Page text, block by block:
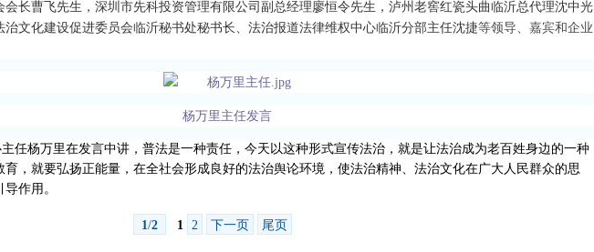
长曹飞先生，深圳市先科投资管理有限公司副总经理廖恒令先生，泸州老窖红瓷头曲临沂总代理沈中光
文化建设促进委员会临沂秘书处秘书长、法治报道法律维权中心临沂分部主任沈捷等领导、 嘉宾和企业
杨万里主任发言
杨万里在发言中讲， 普法是一种责任 ， 今天以这种形式宣传法治，就是让法治成为老百姓身边的一种
，就要弘扬正能量，在全社会形成良好的法治舆论环境，使法治精神、法治文化在广大人民群众的思
导作用。
1/2 1 2 下一页 尾页